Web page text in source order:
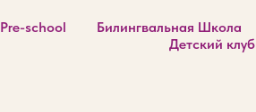
Pre-school
Билингвальная Школа
Детский клуб